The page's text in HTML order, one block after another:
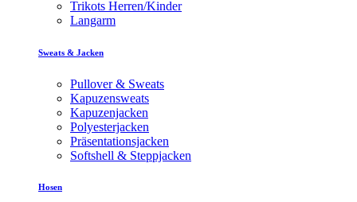
Trikots Herren/Kinder
Langarm
Sweats & Jacken
Pullover & Sweats
Kapuzensweats
Kapuzenjacken
Polyesterjacken
Präsentationsjacken
Softshell & Steppjacken
Hosen